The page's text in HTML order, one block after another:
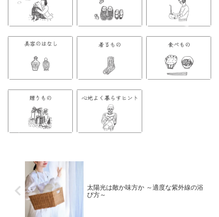
太陽光は敵か味方か ～適度な紫外線の浴
び方～